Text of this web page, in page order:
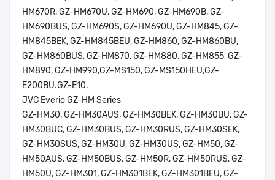
HM670R, GZ-HM670U, GZ-HM690, GZ-HM690B, GZ-
HM690BUS, GZ-HM690S, GZ-HM690U, GZ-HM845, GZ-
HM845BEK, GZ-HM845BEU, GZ-HM860, GZ-HM860BU,
GZ-HM860BUS, GZ-HM870, GZ-HM880, GZ-HM855, GZ-
HM890, GZ-HM990,GZ-MS150, GZ-MS150HEU,GZ-
E200BU.GZ-E10.
JVC Everio GZ-HM Series
GZ-HM30, GZ-HM30AUS, GZ-HM30BEK, GZ-HM30BU, GZ-
HM30BUC, GZ-HM30BUS, GZ-HM30RUS, GZ-HM30SEK,
GZ-HM30SUS, GZ-HM30U, GZ-HM30US, GZ-HM50, GZ-
HM50AUS, GZ-HM50BUS, GZ-HM50R, GZ-HM50RUS, GZ-
HM50U, GZ-HM301, GZ-HM301BEK, GZ-HM301BEU, GZ-